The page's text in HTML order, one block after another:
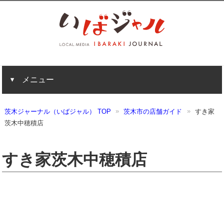
メニュー
茨木ジャーナル（いばジャル） TOP 茨木市の店舗ガイド
すき家
茨木中穂積店
すき家茨木中穂積店